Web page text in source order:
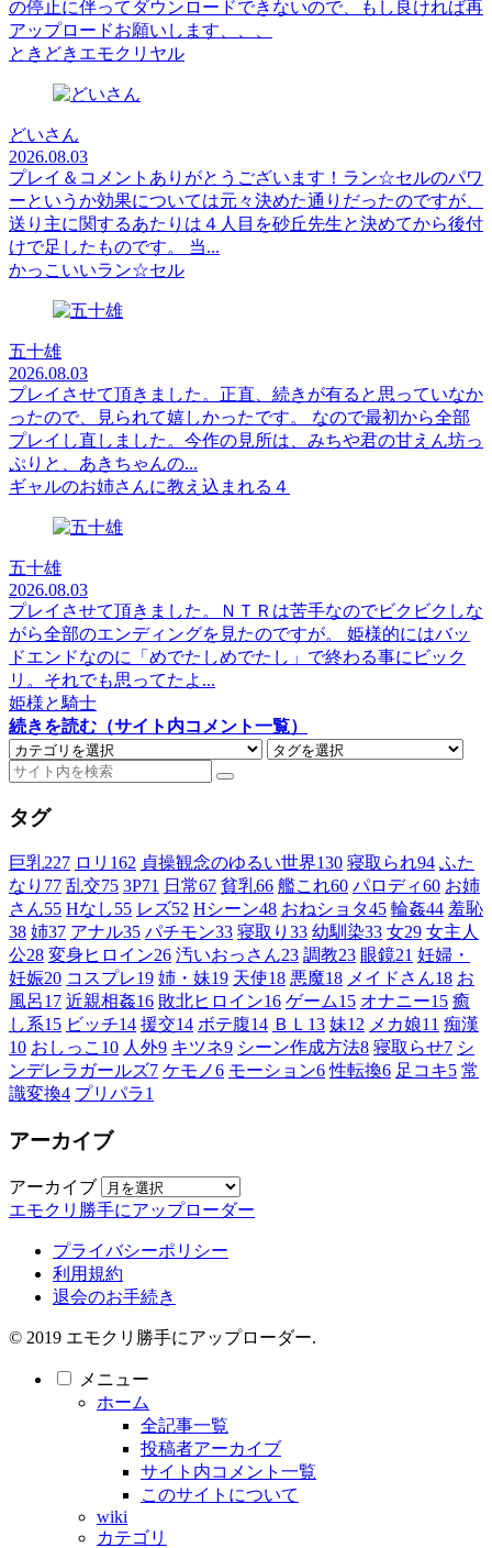
の停止に伴ってダウンロードできないので、もし良ければ再
アップロードお願いします、、、
ときどきエモクリヤル
どいさん
2026.08.03
プレイ＆コメントありがとうございます！ラン☆セルのパワ
ーというか効果については元々決めた通りだったのですが、
送り主に関するあたりは４人目を砂丘先生と決めてから後付
けで足したものです。 当...
かっこいいラン☆セル
五十雄
2026.08.03
プレイさせて頂きました。正直、続きが有ると思っていなか
ったので、見られて嬉しかったです。 なので最初から全部
プレイし直しました。今作の見所は、みちや君の甘えん坊っ
ぷりと、あきちゃんの...
ギャルのお姉さんに教え込まれる４
五十雄
2026.08.03
プレイさせて頂きました。ＮＴＲは苦手なのでビクビクしな
がら全部のエンディングを見たのですが。 姫様的にはバッ
ドエンドなのに「めでたしめでたし」で終わる事にビック
リ。それでも思ってたよ...
姫様と騎士
続きを読む（サイト内コメント一覧）
タグ
巨乳227 ロリ 162 貞操観念のゆるい世界130 寝取られ94 ふた
なり 77 乱交75 3P71 日常67 貧乳66 艦これ60 パロディ60 お姉
さん55 Hなし55 レズ52 Hシーン48 おねショタ45 輪姦44 羞恥
38 姉37 アナル35 パチモン33 寝取り 33 幼馴染33 女29 女主人
公28 変身ヒロイン26 汚いおっさん23 調教23 眼鏡21 妊婦・
妊娠20 コスプレ19 姉・妹19 天使18 悪魔18 メイドさん18 お
風呂17 近親相姦16 敗北ヒロイン16 ゲーム15 オナニー15 癒
し系15 ビッチ14 援交14 ボテ腹14 ＢＬ 13 妹12 メカ娘11 痴漢
10 おしっこ 10 人外9 キツネ9 シーン作成方法8 寝取らせ7 シ
ンデレラガールズ7 ケモノ6 モーション6 性転換6 足コキ5 常
識変換4 プリパラ1
アーカイブ
アーカイブ
エモクリ勝手にアップローダー
プライバシーポリシー
利用規約
退会のお手続き
© 2019 エモクリ勝手にアップローダー.
メニュー
ホーム
全記事一覧
投稿者アーカイブ
サイト内コメント一覧
このサイトについて
wiki
カテゴリ